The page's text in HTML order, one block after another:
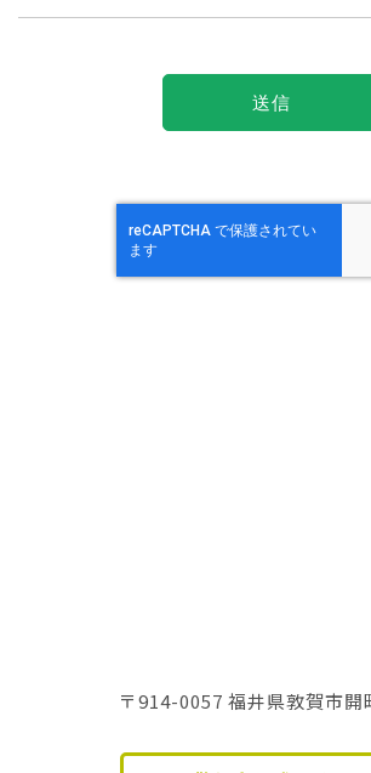
〒914-0057 福井県敦賀市開